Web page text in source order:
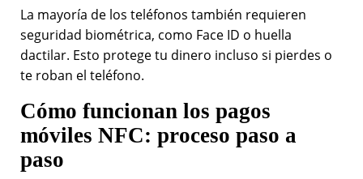
La mayoría de los teléfonos también requieren
seguridad biométrica, como Face ID o huella
dactilar. Esto protege tu dinero incluso si pierdes o
te roban el teléfono.
Cómo funcionan los pagos
móviles NFC: proceso paso a
paso